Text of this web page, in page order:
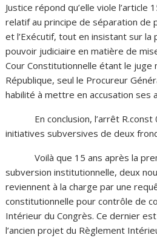
Justice répond qu’elle viole l’article
relatif au principe de séparation de
et l’Exécutif, tout en insistant sur
pouvoir judiciaire en matière de
Cour Constitutionnelle étant le juge
République, seul le Procureur
habilité à mettre en accusation ses
En conclusion, l’arrêt R.const
initiatives subversives de deux
Voilà que 15 ans après la
subversion institutionnelle, deux
reviennent à la charge par une
constitutionnelle pour contrôle de
Intérieur du Congrès. Ce dernier
l’ancien projet du Règlement